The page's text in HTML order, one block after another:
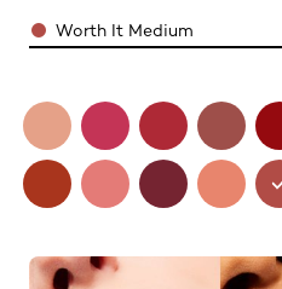
ColorWorth It Medium